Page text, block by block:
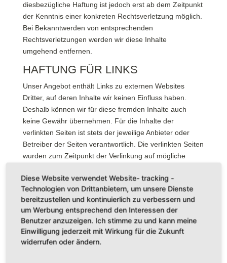
diesbezügliche Haftung ist jedoch erst ab dem Zeitpunkt
der Kenntnis einer konkreten Rechtsverletzung möglich.
Bei Bekanntwerden von entsprechenden
Rechtsverletzungen werden wir diese Inhalte
umgehend entfernen.
HAFTUNG FÜR LINKS
Unser Angebot enthält Links zu externen Websites
Dritter, auf deren Inhalte wir keinen Einfluss haben.
Deshalb können wir für diese fremden Inhalte auch
keine Gewähr übernehmen. Für die Inhalte der
verlinkten Seiten ist stets der jeweilige Anbieter oder
Betreiber der Seiten verantwortlich. Die verlinkten Seiten
wurden zum Zeitpunkt der Verlinkung auf mögliche
Rechtswidrige Inhalte waren zum Zeitpunkt der
Verlinkung nicht erkennbar.
Eine permanente inhaltliche Kontrolle der verlinkten
Seiten ist jedoch ohne konkrete Anhaltspunkte einer
Rechtsverletzung nicht zumutbar. Bei Bekanntwerden
von Rechtsverletzungen werden wir derartige Links
Diese Website verwendet Website- tracking -
Technologien von Drittanbietern, um unsere Dienste
bereitzustellen und kontinuierlich zu verbessern und
um Werbung entsprechend den Interessen der
Benutzer anzuzeigen. Ich stimme zu und kann meine
Einwilligung jederzeit mit Wirkung für die Zukunft
widerrufen oder ändern.